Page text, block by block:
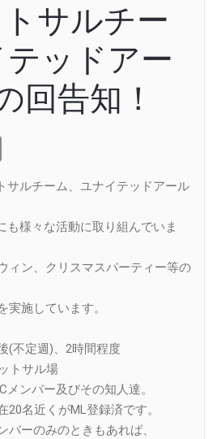
サルチー
ッドアー
回告知！
Link
サルチーム、ユナイテッドアール
も様々な活動に取り組んでいま
ィン、クリスマスパーティー等の
実施しています。
(不定週)、2時間程度
トサル場
ンバー及びその知人達。
ML登録済です。
バーのみのときもあれば、